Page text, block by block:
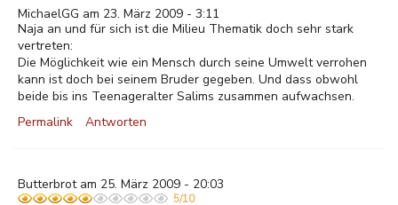
MichaelGG am 23. März 2009 - 3:11
Naja an und für sich ist die Milieu Thematik doch sehr stark
vertreten:
Die Möglichkeit wie ein Mensch durch seine Umwelt verrohen
kann ist doch bei seinem Bruder gegeben. Und dass obwohl
beide bis ins Teenageralter Salims zusammen aufwachsen.
Permalink
Antworten
Butterbrot am 25. März 2009 - 20:03
5/10